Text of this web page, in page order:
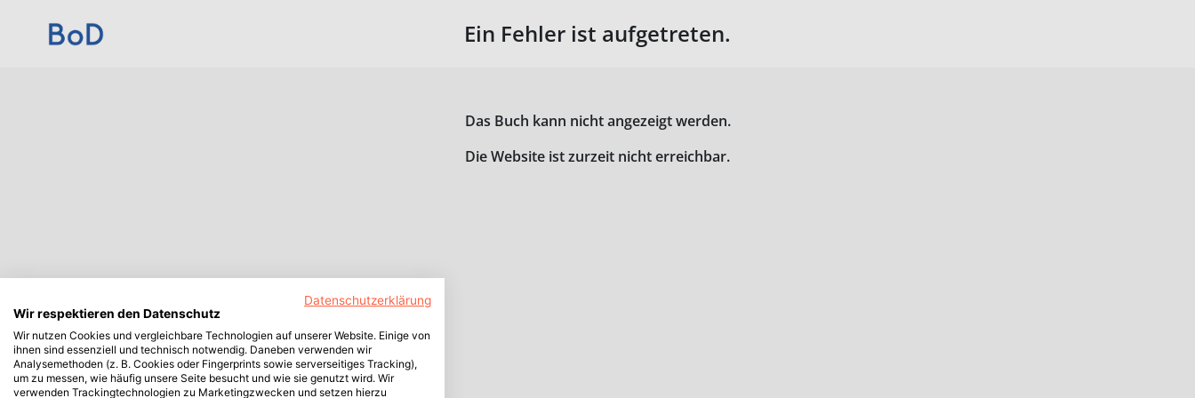
Ein Fehler ist aufgetreten.
Das Buch kann nicht angezeigt werden.
Die Website ist zurzeit nicht erreichbar.
Datenschutzerklärung
Wir respektieren den Datenschutz
Wir nutzen Cookies und vergleichbare Technologien auf unserer Website. Einige von
ihnen sind essenziell und technisch notwendig. Daneben verwenden wir
Analysemethoden (z. B. Cookies oder Fingerprints sowie serverseitiges Tracking),
um zu messen, wie häufig unsere Seite besucht und wie sie genutzt wird. Wir
verwenden Trackingtechnologien zu Marketingzwecken und setzen hierzu